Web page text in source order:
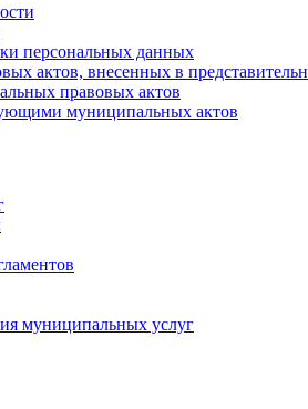
персональных данных
актов, внесенных в
правовых актов
муниципальных актов
муниципальных услуг